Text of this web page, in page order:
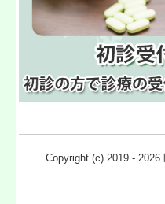
Copyright (c) 2019 -